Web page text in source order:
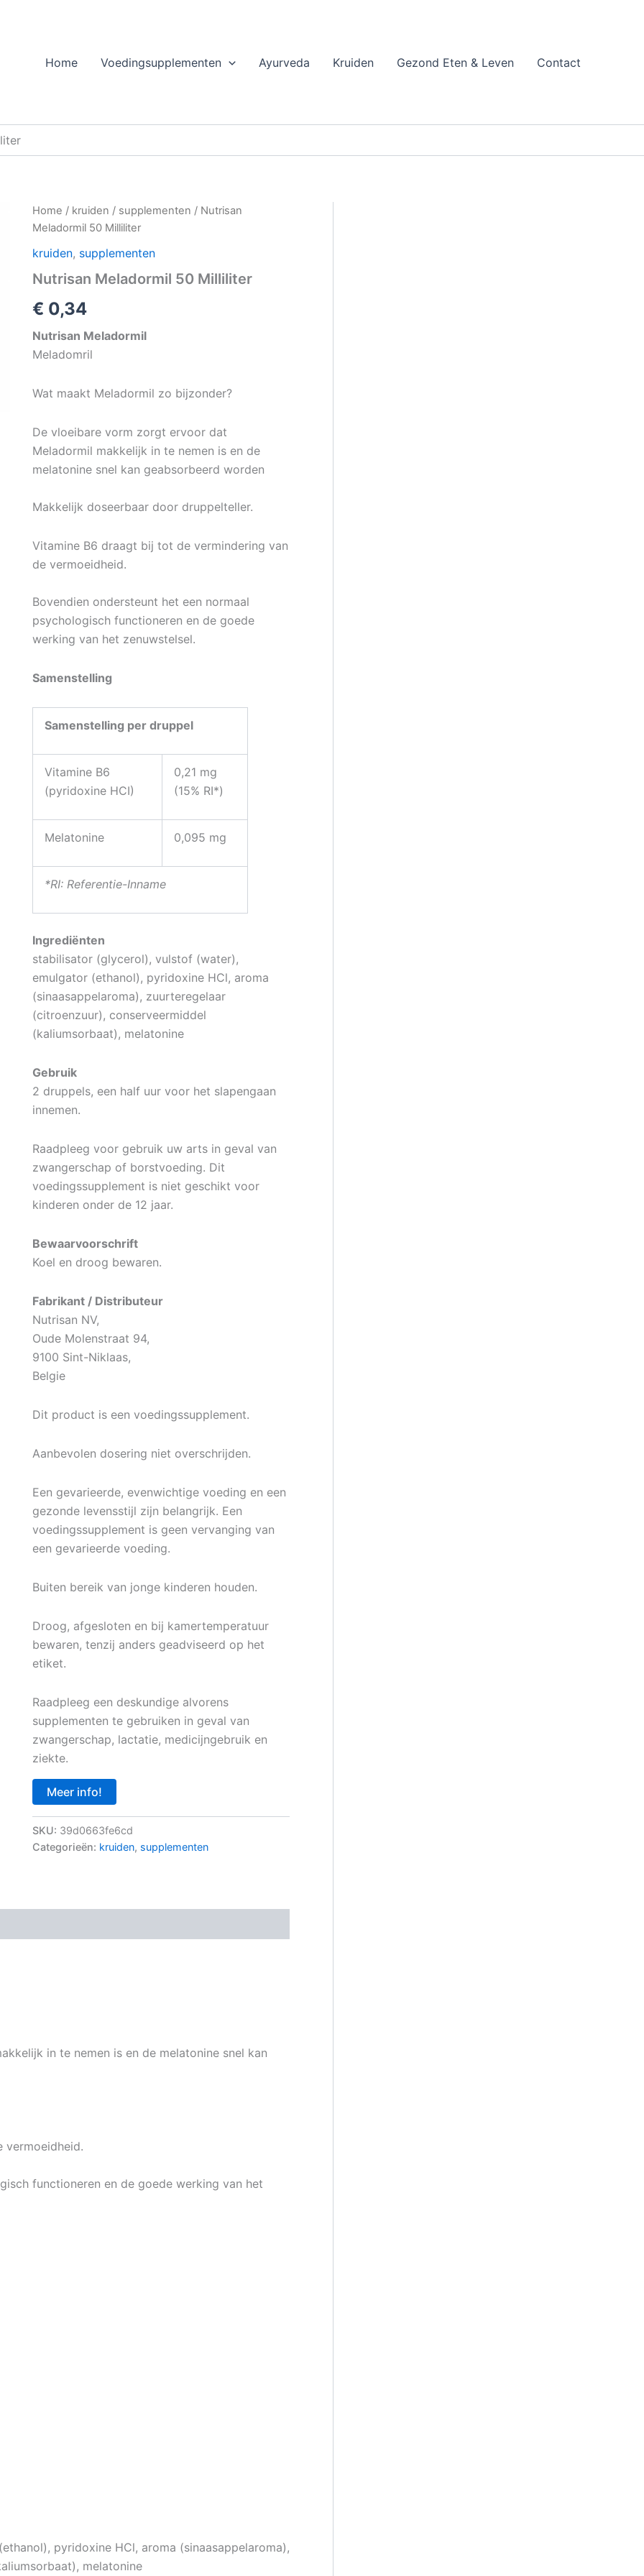
Home Voedingsupplementen Ayurveda Kruiden Gezond Eten & Leven Contact
Home / kruiden / supplementen / Nutrisan
Meladormil 50 Milliliter
kruiden, supplementen
Nutrisan Meladormil 50 Milliliter
€ 0,34
Nutrisan Meladormil
Meladomril
Wat maakt Meladormil zo bijzonder?
De vloeibare vorm zorgt ervoor dat
Meladormil makkelijk in te nemen is en de
melatonine snel kan geabsorbeerd worden
Makkelijk doseerbaar door druppelteller.
Vitamine B6 draagt bij tot de vermindering van
de vermoeidheid.
Bovendien ondersteunt het een normaal
psychologisch functioneren en de goede
werking van het zenuwstelsel.
Samenstelling
Samenstelling per druppel
Vitamine B6
(pyridoxine HCI)
0,21 mg
(15% RI*)
Melatonine 0,095 mg
*RI: Referentie-Inname
Ingrediënten
stabilisator (glycerol), vulstof (water),
emulgator (ethanol), pyridoxine HCl, aroma
(sinaasappelaroma), zuurteregelaar
(citroenzuur), conserveermiddel
(kaliumsorbaat), melatonine
Gebruik
2 druppels, een half uur voor het slapengaan
innemen.
Raadpleeg voor gebruik uw arts in geval van
zwangerschap of borstvoeding. Dit
voedingssupplement is niet geschikt voor
kinderen onder de 12 jaar.
Bewaarvoorschrift
Koel en droog bewaren.
Fabrikant / Distributeur
Nutrisan NV,
Oude Molenstraat 94,
9100 Sint-Niklaas,
Belgie
Dit product is een voedingssupplement.
Aanbevolen dosering niet overschrijden.
Een gevarieerde, evenwichtige voeding en een
gezonde levensstijl zijn belangrijk. Een
voedingssupplement is geen vervanging van
een gevarieerde voeding.
Buiten bereik van jonge kinderen houden.
Droog, afgesloten en bij kamertemperatuur
bewaren, tenzij anders geadviseerd op het
etiket.
Raadpleeg een deskundige alvorens
supplementen te gebruiken in geval van
zwangerschap, lactatie, medicijngebruik en
ziekte.
Meer info!
SKU: 39d0663fe6cd
Categorieën: kruiden, supplementen
in te nemen is en de melatonine snel kan
vermoeidheid.
functioneren en de goede werking van het
pyridoxine HCl, aroma (sinaasappelaroma),
melatonine